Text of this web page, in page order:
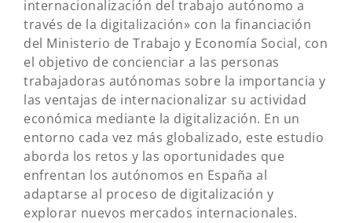
internacionalización del trabajo autónomo a
través de la digitalización» con la financiación
del Ministerio de Trabajo y Economía Social, con
el objetivo de concienciar a las personas
trabajadoras autónomas sobre la importancia y
las ventajas de internacionalizar su actividad
económica mediante la digitalización. En un
entorno cada vez más globalizado, este estudio
aborda los retos y las oportunidades que
enfrentan los autónomos en España al
adaptarse al proceso de digitalización y
explorar nuevos mercados internacionales.